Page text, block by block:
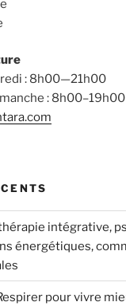
: 8h00—21h00
: 8h00–19h00
intégrative,
énergétiques,
pour vivre